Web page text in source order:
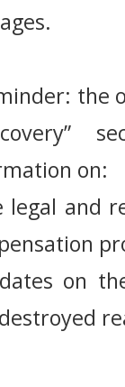
the
on:
legal and
on